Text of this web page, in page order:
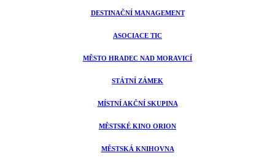
DESTINAČNÍ MANAGEMENT
ASOCIACE TIC
MĚSTO HRADEC NAD MORAVICÍ
STÁTNÍ ZÁMEK
MÍSTNÍ AKČNÍ SKUPINA
MĚSTSKÉ KINO ORION
MĚSTSKÁ KNIHOVNA